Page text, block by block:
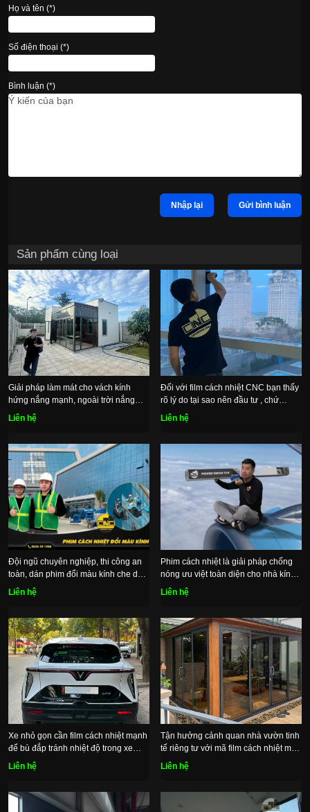
Họ và tên (*)
Số điện thoại (*)
Bình luận (*)
Nhập lại Gửi bình luận
Sản phẩm cùng loại
Giải pháp làm mát cho vách kính
hứng nắng mạnh, ngoài trời nắng
nóng, trong nhà nhiệt hầm hập
Liên hệ
Đối với film cách nhiệt CNC bạn thấy
rõ lý do tại sao nên đầu tư , chứ
không chỉ là một miếng film tốt hơn
Liên hệ
Đội ngũ chuyên nghiệp, thi công an
toàn, dán phim đổi màu kính che dầm
thẩm mỹ
Liên hệ
Phim cách nhiệt là giải pháp chống
nóng ưu việt toàn diện cho nhà kính
và ô tô
Liên hệ
Xe nhỏ gọn cần film cách nhiệt mạnh
để bù đắp tránh nhiệt độ trong xe
tăng nhanh
Liên hệ
Tận hưởng cảnh quan nhà vườn tinh
tế riêng tư với mã film cách nhiệt màu
carbon đen nhạt
Liên hệ